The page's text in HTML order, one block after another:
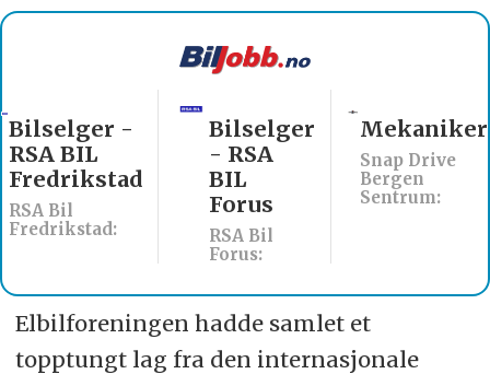
RSA Bil
Bilselger
- RSA
BIL
Forus
Snap Drive
Bergen
Sentrum:
Mekaniker
Billakkerer
søkes til
Werksta
Åsane
Elbilforeningen hadde samlet et
topptungt lag fra den internasjonale